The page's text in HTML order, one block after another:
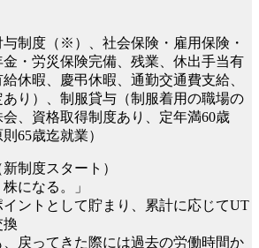
制度（※）、社会保険・雇用保険・
・労災保険完備、残業、休出手当有
休暇、慶弔休暇、通勤交通費支給、
り）、制服貸与（制服着用の職場の
、資格取得制度あり、定年満60歳
65歳迄就業）
制度スタート）
になる。」
イントとして貯まり、累計に応じてUT
換
、戻ってきた際には過去の労働時間か